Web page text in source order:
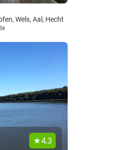
Wels, Aal, Hecht
4.3